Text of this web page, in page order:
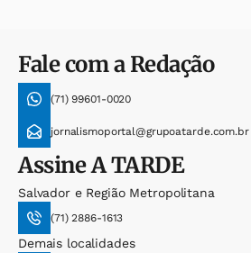
Fale com a Redação
(71) 99601-0020
jornalismoportal@grupoatarde.com.br
AssineA TARDE
Salvador e Região Metropolitana
(71) 2886-1613
Demais localidades